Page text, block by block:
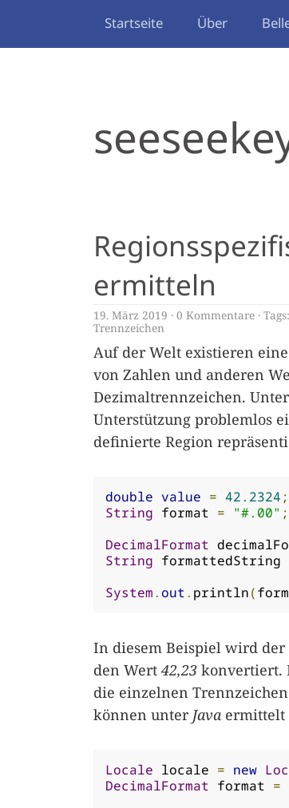
Startseite Über
ermitteln
19. März 2019 0 Kommentare Tags:
Trennzeichen
Auf der Welt existieren
von Zahlen und anderen
Dezimaltrennzeichen. Unter
Unterstützung problemlos
definierte Region
double value = 42.2324 ;
String format = "#.00" ;
DecimalFormat
String formattedString
System.out. println(
In diesem Beispiel wird der
den Wert 42,23 konvertiert.
die einzelnen
können unter Java ermittelt
Locale locale = new
DecimalFormat format =